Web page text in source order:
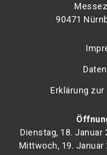
90471
Erklärung
Dienstag, 18. Januar
Mittwoch, 19. Januar